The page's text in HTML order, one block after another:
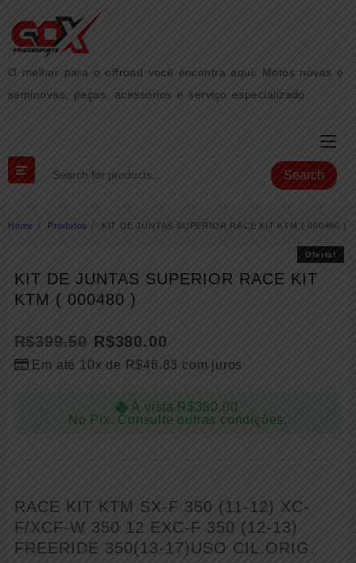
content
O melhor para o offroad você encontra aqui: Motos novas e
seminovas, peças, acessórios e serviço especializado.
Search
Home Produtos KIT DE JUNTAS SUPERIOR RACE KIT KTM ( 000480 )
Oferta!
KIT DE JUNTAS SUPERIOR RACE KIT
KTM ( 000480 )
R$399.50 R$380.00
Em até 10x de R$46.83 com juros
À vista R$380.00
No Pix. Consulte outras condições.
RACE KIT KTM SX-F 350 (11-12) XC-
F/XCF-W 350 12 EXC-F 350 (12-13)
FREERIDE 350(13-17)USO CIL.ORIG.
Oferta!